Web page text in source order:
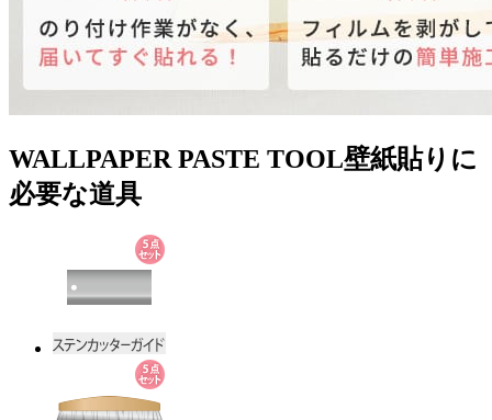
WALLPAPER PASTE TOOL壁紙貼りに
必要な道具